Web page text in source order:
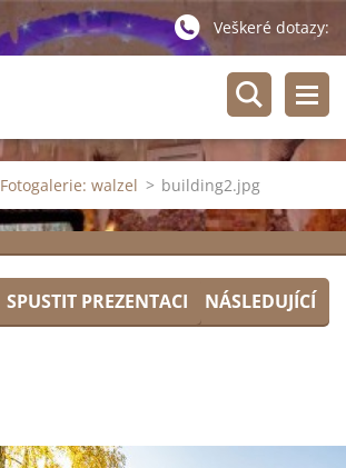
Veškeré dotazy:
Fotogalerie: walzel > building2.jpg
SPUSTIT PREZENTACI NÁSLEDUJÍCÍ